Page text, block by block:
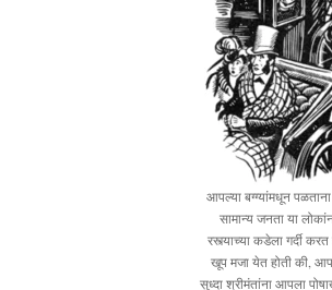
आपल्या बग्ग्यांमधून
सामान्य जनता या
रस्त्याच्या कडेला गर्दी
खूप मजा येत होती की,
सुध्दा श्रीमंतांना आपला